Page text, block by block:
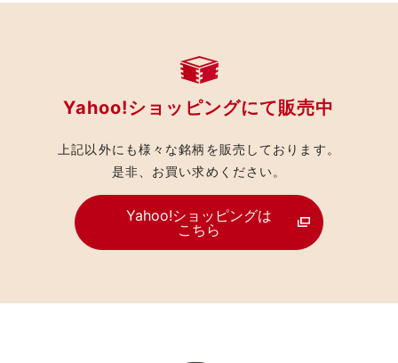
Yahoo!ショッピングにて販売中
上記以外にも様々な銘柄を販売しております。
是非、お買い求めください。
Yahoo!ショッピングは
こちら